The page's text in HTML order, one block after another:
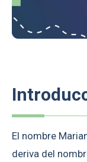
El nombre
deriva del